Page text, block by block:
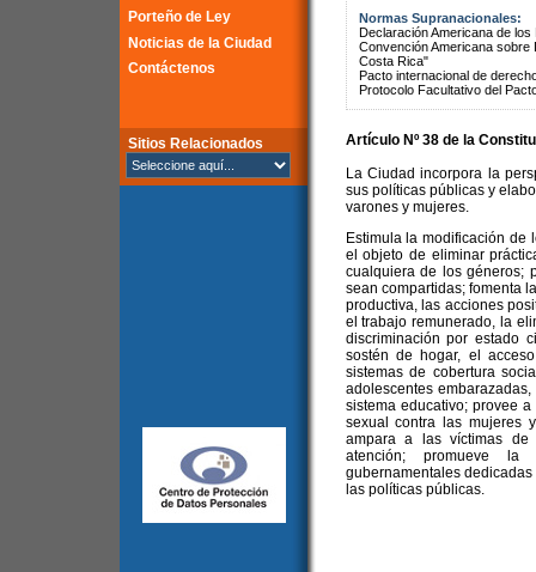
Porteño de Ley
Noticias de la Ciudad
Contáctenos
Sitios Relacionados
Normas Supranacionales:
Declaración Americana de
Convención Americana
Costa Rica"
Pacto internacional de
Protocolo Facultativo del
Artículo Nº 38 de la
La Ciudad incorpora la
sus políticas públicas y
varones y mujeres.
Estimula la modificación de
el objeto de eliminar
cualquiera de los géneros;
sean compartidas; fomenta
productiva, las acciones
el trabajo remunerado, la
discriminación por estado
sostén de hogar, el
sistemas de cobertura
adolescentes
sistema educativo; provee
sexual contra las mujeres
ampara a las víctimas
atención; promueve la
gubernamentales
las políticas públicas.